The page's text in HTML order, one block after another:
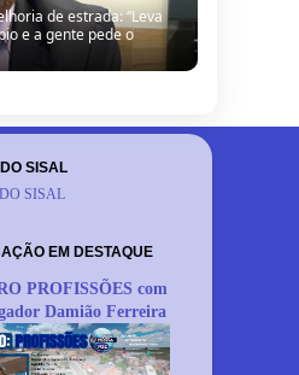
de estrada: “Leva
e a gente pede o
SISAL
SISAL
EM DESTAQUE
PROFISSÕES com
Damião Ferreira